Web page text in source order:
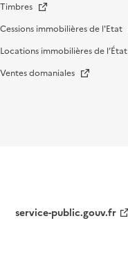
Timbres
Cessions immobilières de l'Etat
Locations immobilières de l’État
Ventes domaniales
service-public.gouv.fr